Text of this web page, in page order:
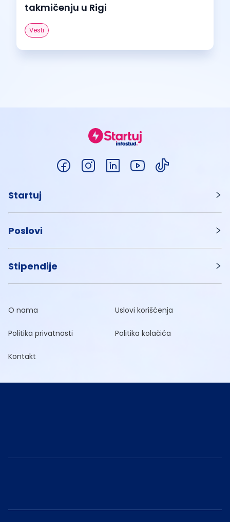
takmičenju u Rigi
Vesti
Startuj
Poslovi
Stipendije
O nama Uslovi korišćenja
Politika privatnosti Politika kolačića
Kontakt